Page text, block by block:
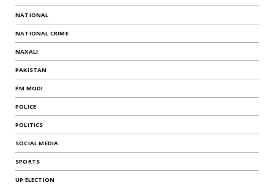
NATIONAL
NATIONAL CRIME
NAXALI
PAKISTAN
PM MODI
POLICE
POLITICS
SOCIAL MEDIA
SPORTS
UP ELECTION